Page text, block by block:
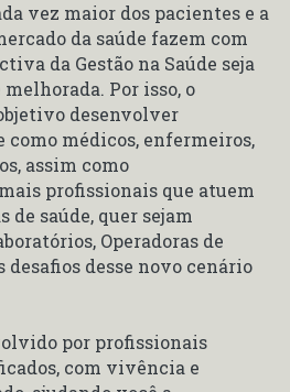
vez maior dos pacientes e a
da saúde fazem com
da Gestão na Saúde seja
Por isso, o
desenvolver
como médicos, enfermeiros,
assim como
profissionais que atuem
de saúde, quer sejam
Operadoras de
desafios desse novo cenário
por profissionais
com vivência e